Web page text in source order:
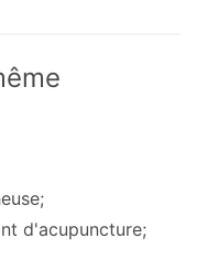
d'acupuncture;